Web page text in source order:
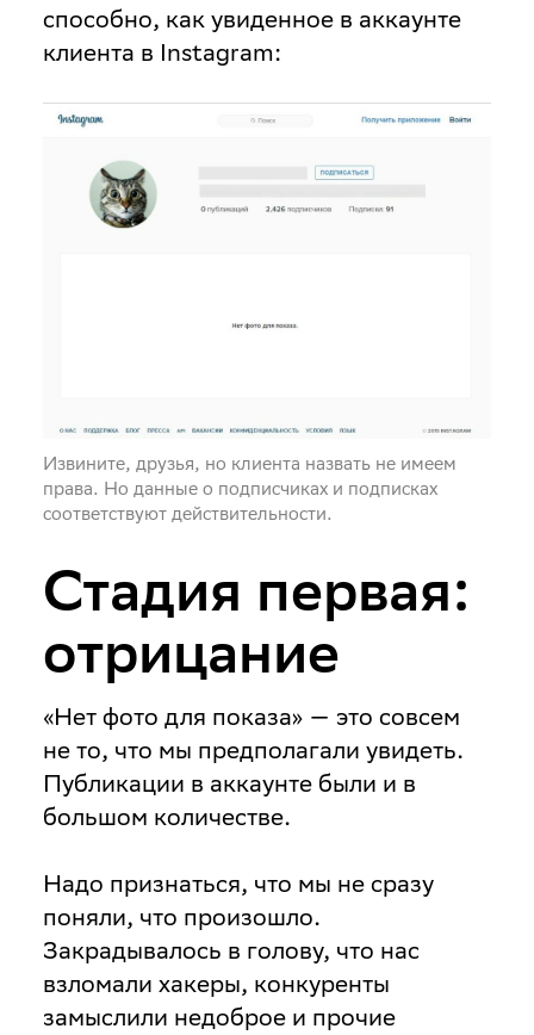
способно, как увиденное в аккаунте
клиента в Instagram:
Извините, друзья, но клиента назвать не имеем
права. Но данные о подписчиках и подписках
соответствуют действительности.
Стадия первая:
отрицание
«Нет фото для показа» — это совсем
не то, что мы предполагали увидеть.
Публикации в аккаунте были и в
большом количестве.
Надо признаться, что мы не сразу
поняли, что произошло.
Закрадывалось в голову, что нас
взломали хакеры, конкуренты
замыслили недоброе и прочие